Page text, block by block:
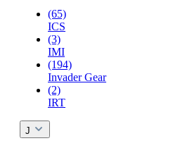
(65)
ICS
(3)
IMI
(194)
Invader Gear
(2)
IRT
J